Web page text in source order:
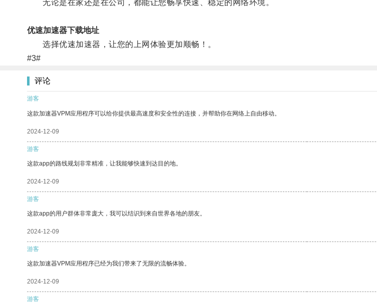
无论是在家还是在公司，都能让您畅享快速、稳定的网络环境。
优速加速器下载地址
选择优速加速器，让您的上网体验更加顺畅！。
#3#
评论
游客
这款加速器VPM应用程序可以给你提供最高速度和安全性的连接，并帮助你在网络上自由移动。
2024-12-09
游客
这款app的路线规划非常精准，让我能够快速到达目的地。
2024-12-09
游客
这款app的用户群体非常庞大，我可以结识到来自世界各地的朋友。
2024-12-09
游客
这款加速器VPM应用程序已经为我们带来了无限的流畅体验。
2024-12-09
游客